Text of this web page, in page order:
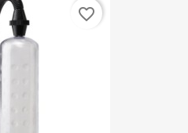
favorite_border